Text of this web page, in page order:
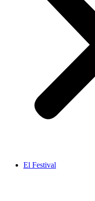
El Festival